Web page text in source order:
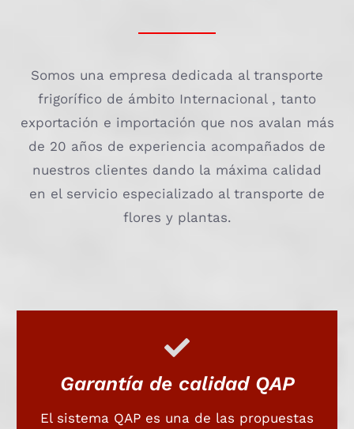
Somos una empresa dedicada al transporte
frigorífico de ámbito Internacional , tanto
exportación e importación que nos avalan más
de 20 años de experiencia acompañados de
nuestros clientes dando la máxima calidad
en el servicio especializado al transporte de
flores y plantas.
Garantía de calidad QAP
El sistema QAP es una de las propuestas